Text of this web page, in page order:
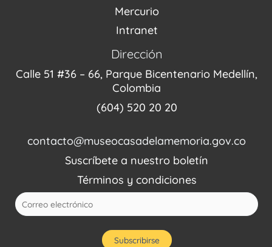
Mercurio
Intranet
Dirección
Calle 51 #36 – 66, Parque Bicentenario Medellín,
Colombia
(604) 520 20 20
contacto@museocasadelamemoria.gov.co
Suscríbete a nuestro boletín
Términos y condiciones